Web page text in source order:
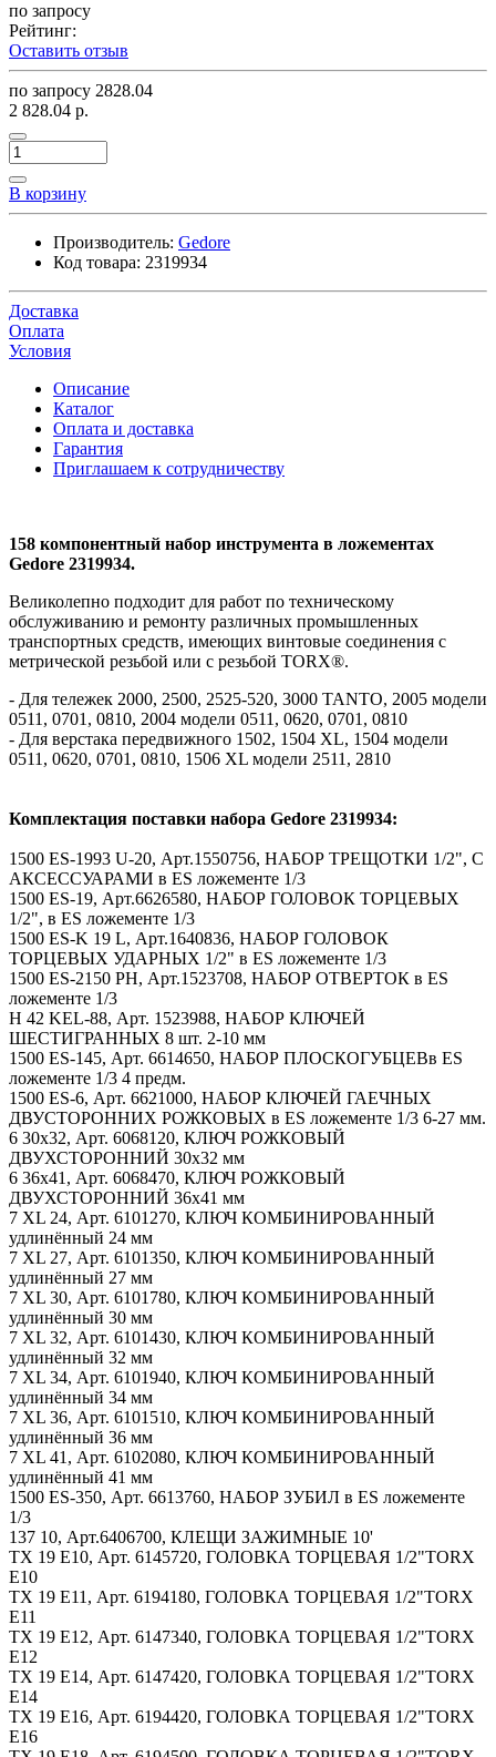
по запросу
Рейтинг:
Оставить отзыв
по запросу 2828.04
2 828.04 р.
В корзину
Производитель: Gedore
Код товара: 2319934
Доставка
Оплата
Условия
Описание
Каталог
Оплата и доставка
Гарантия
Приглашаем к сотрудничеству
158 компонентный набор инструмента в ложементах
Gedore 2319934.
Великолепно подходит для работ по техническому
обслуживанию и ремонту различных промышленных
транспортных средств, имеющих винтовые соединения с
метрической резьбой или с резьбой TORX®.
- Для тележек 2000, 2500, 2525-520, 3000 TANTO, 2005 модели
0511, 0701, 0810, 2004 модели 0511, 0620, 0701, 0810
- Для верстака передвижного 1502, 1504 XL, 1504 модели
0511, 0620, 0701, 0810, 1506 XL модели 2511, 2810
Комплектация поставки набора Gedore 2319934:
1500 ES-1993 U-20, Арт.1550756, НАБОР ТРЕЩОТКИ 1/2", С
АКСЕССУАРАМИ в ES ложементе 1/3
1500 ES-19, Арт.6626580, НАБОР ГОЛОВОК ТОРЦЕВЫХ
1/2", в ES ложементе 1/3
1500 ES-K 19 L, Арт.1640836, НАБОР ГОЛОВОК
ТОРЦЕВЫХ УДАРНЫХ 1/2" в ES ложементе 1/3
1500 ES-2150 PH, Арт.1523708, НАБОР ОТВЕРТОК в ES
ложементе 1/3
H 42 KEL-88, Арт. 1523988, НАБОР КЛЮЧЕЙ
ШЕСТИГРАННЫХ 8 шт. 2-10 мм
1500 ES-145, Арт. 6614650, НАБОР ПЛОСКОГУБЦЕВв ES
ложементе 1/3 4 предм.
1500 ES-6, Арт. 6621000, НАБОР КЛЮЧЕЙ ГАЕЧНЫХ
ДВУСТОРОННИХ РОЖКОВЫХ в ES ложементе 1/3 6-27 мм.
6 30x32, Арт. 6068120, КЛЮЧ РОЖКОВЫЙ
ДВУХСТОРОННИЙ 30x32 мм
6 36x41, Арт. 6068470, КЛЮЧ РОЖКОВЫЙ
ДВУХСТОРОННИЙ 36x41 мм
7 XL 24, Арт. 6101270, КЛЮЧ КОМБИНИРОВАННЫЙ
удлинённый 24 мм
7 XL 27, Арт. 6101350, КЛЮЧ КОМБИНИРОВАННЫЙ
удлинённый 27 мм
7 XL 30, Арт. 6101780, КЛЮЧ КОМБИНИРОВАННЫЙ
удлинённый 30 мм
7 XL 32, Арт. 6101430, КЛЮЧ КОМБИНИРОВАННЫЙ
удлинённый 32 мм
7 XL 34, Арт. 6101940, КЛЮЧ КОМБИНИРОВАННЫЙ
удлинённый 34 мм
7 XL 36, Арт. 6101510, КЛЮЧ КОМБИНИРОВАННЫЙ
удлинённый 36 мм
7 XL 41, Арт. 6102080, КЛЮЧ КОМБИНИРОВАННЫЙ
удлинённый 41 мм
1500 ES-350, Арт. 6613760, НАБОР ЗУБИЛ в ES ложементе
1/3
137 10, Арт.6406700, КЛЕЩИ ЗАЖИМНЫЕ 10'
TX 19 E10, Арт. 6145720, ГОЛОВКА ТОРЦЕВАЯ 1/2"TORX
E10
TX 19 E11, Арт. 6194180, ГОЛОВКА ТОРЦЕВАЯ 1/2"TORX
E11
TX 19 E12, Арт. 6147340, ГОЛОВКА ТОРЦЕВАЯ 1/2"TORX
E12
TX 19 E14, Арт. 6147420, ГОЛОВКА ТОРЦЕВАЯ 1/2"TORX
E14
TX 19 E16, Арт. 6194420, ГОЛОВКА ТОРЦЕВАЯ 1/2"TORX
E16